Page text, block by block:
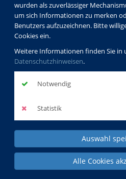
wurden als zuverlässiger
um sich Informationen zu merken
Benutzers aufzuzeichnen. Bitte
Cookies ein.
Weitere Informationen finden Sie in
Datenschutzhinweisen.
Notwendig
Statistik
Auswahl
Alle Cookies
Wellness